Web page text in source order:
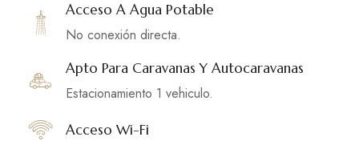
Acceso A Agua Potable
No conexión directa.
Apto Para Caravanas Y Autocaravanas
Estacionamiento 1 vehiculo.
Acceso Wi-Fi